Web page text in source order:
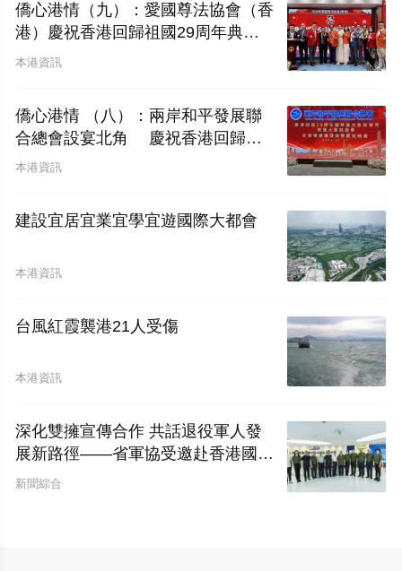
僑心港情（九）：愛國尊法協會（香
港）慶祝香港回歸祖國29周年典禮
圓滿舉行
本港資訊
僑心港情 （八）：兩岸和平發展聯
合總會設宴北角 慶祝香港回歸二
十九周年暨林廣兆首席會長榮膺大紫
本港資訊
建設宜居宜業宜學宜遊國際大都會
本港資訊
台風紅霞襲港21人受傷
本港資訊
深化雙擁宣傳合作 共話退役軍人發
展新路徑——省軍協受邀赴香港國際
網絡電視台開展座談交流
新聞綜合